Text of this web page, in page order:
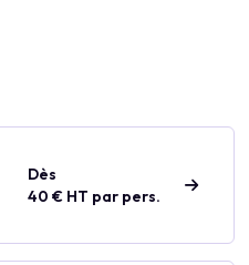
Dès
40 € HT par pers.